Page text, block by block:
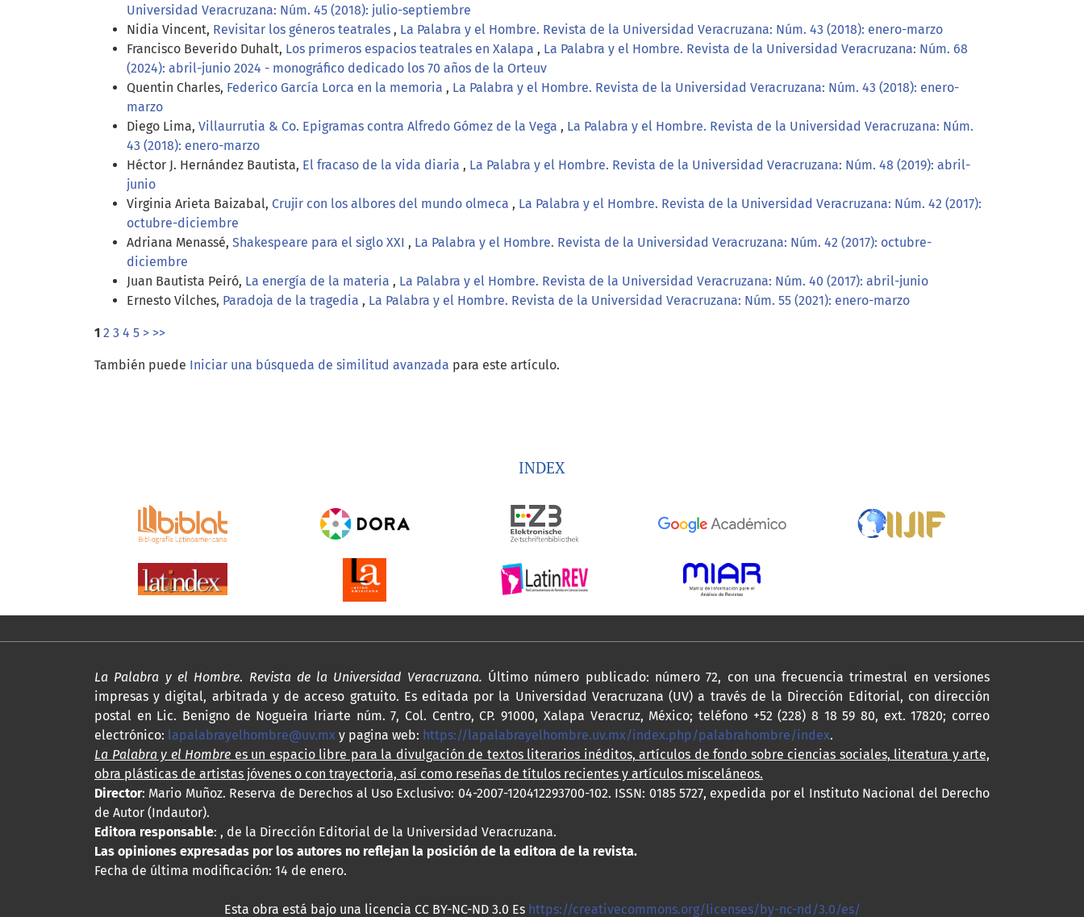
Universidad Veracruzana: Núm. 45 (2018): julio-septiembre
Nidia Vincent, Revisitar los géneros teatrales , La Palabra y el Hombre. Revista de la Universidad Veracruzana: Núm. 43 (2018): enero-marzo
Francisco Beverido Duhalt, Los primeros espacios teatrales en Xalapa , La Palabra y el Hombre. Revista de la Universidad Veracruzana: Núm. 68
(2024): abril-junio 2024 - monográfico dedicado los 70 años de la Orteuv
Quentin Charles, Federico García Lorca en la memoria , La Palabra y el Hombre. Revista de la Universidad Veracruzana: Núm. 43 (2018): enero-
marzo
Diego Lima, Villaurrutia & Co. Epigramas contra Alfredo Gómez de la Vega , La Palabra y el Hombre. Revista de la Universidad Veracruzana: Núm.
43 (2018): enero-marzo
Héctor J. Hernández Bautista, El fracaso de la vida diaria , La Palabra y el Hombre. Revista de la Universidad Veracruzana: Núm. 48 (2019): abril-
junio
Virginia Arieta Baizabal, Crujir con los albores del mundo olmeca , La Palabra y el Hombre. Revista de la Universidad Veracruzana: Núm. 42 (2017):
octubre-diciembre
Adriana Menassé, Shakespeare para el siglo XXI , La Palabra y el Hombre. Revista de la Universidad Veracruzana: Núm. 42 (2017): octubre-
diciembre
Juan Bautista Peiró, La energía de la materia , La Palabra y el Hombre. Revista de la Universidad Veracruzana: Núm. 40 (2017): abril-junio
Ernesto Vilches, Paradoja de la tragedia , La Palabra y el Hombre. Revista de la Universidad Veracruzana: Núm. 55 (2021): enero-marzo
1 2 3 4 5 > >>
También puede Iniciar una búsqueda de similitud avanzada para este artículo.
INDEX
La Palabra y el Hombre. Revista de la Universidad Veracruzana. Último número publicado: número 72, con una frecuencia trimestral en versiones
impresas y digital, arbitrada y de acceso gratuito. Es editada por la Universidad Veracruzana (UV) a través de la Dirección Editorial, con dirección
postal en Lic. Benigno de Nogueira Iriarte núm. 7, Col. Centro, CP. 91000, Xalapa Veracruz, México; teléfono +52 (228) 8 18 59 80, ext. 17820; correo
electrónico: lapalabrayelhombre@uv.mx y pagina web: https://lapalabrayelhombre.uv.mx/index.php/palabrahombre/index.
La Palabra y el Hombre es un espacio libre para la divulgación de textos literarios inéditos, artículos de fondo sobre ciencias sociales, literatura y arte,
obra plásticas de artistas jóvenes o con trayectoria, así como reseñas de títulos recientes y artículos misceláneos.
Director: Mario Muñoz. Reserva de Derechos al Uso Exclusivo: 04-2007-120412293700-102. ISSN: 0185 5727, expedida por el Instituto Nacional del Derecho
de Autor (Indautor).
Editora responsable: , de la Dirección Editorial de la Universidad Veracruzana.
Las opiniones expresadas por los autores no reflejan la posición de la editora de la revista.
Fecha de última modificación: 14 de enero.
Esta obra está bajo una licencia CC BY-NC-ND 3.0 Es https://creativecommons.org/licenses/by-nc-nd/3.0/es/